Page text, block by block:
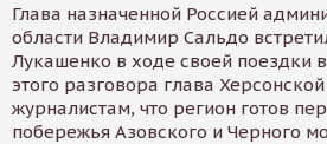
Глава назначенной Россией
области Владимир Сальдо
Лукашенко в ходе своей поездки
этого разговора глава
журналистам, что регион готов
побережья Азовского и Черного